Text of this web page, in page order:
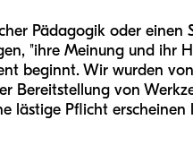
Pädagogik oder einen
"ihre Meinung und ihr
beginnt. Wir wurden
Bereitstellung von
lästige Pflicht erscheinen